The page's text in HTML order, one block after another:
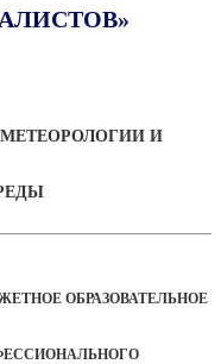
И
ОБРАЗОВАТЕЛЬНОЕ